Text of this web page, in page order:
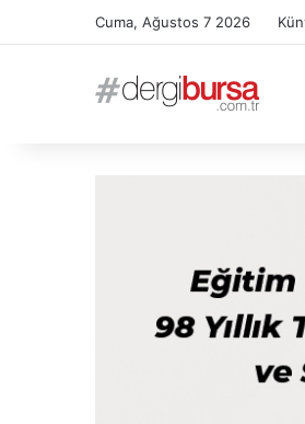
Cuma, Ağustos 7 2026